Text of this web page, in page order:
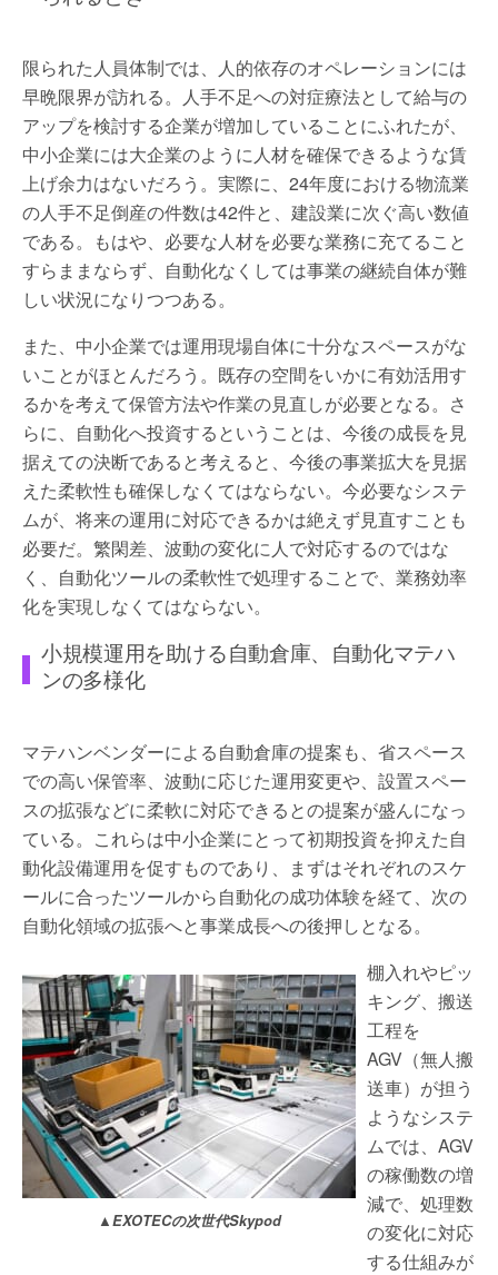
限られた人員体制では、人的依存のオペレーションには
早晩限界が訪れる。人手不足への対症療法として給与の
アップを検討する企業が増加していることにふれたが、
中小企業には大企業のように人材を確保できるような賃
上げ余力はないだろう。実際に、24年度における物流業
の人手不足倒産の件数は42件と、建設業に次ぐ高い数値
である。もはや、必要な人材を必要な業務に充てること
すらままならず、自動化なくしては事業の継続自体が難
しい状況になりつつある。
また、中小企業では運用現場自体に十分なスペースがな
いことがほとんだろう。既存の空間をいかに有効活用す
るかを考えて保管方法や作業の見直しが必要となる。さ
らに、自動化へ投資するということは、今後の成長を見
据えての決断であると考えると、今後の事業拡大を見据
えた柔軟性も確保しなくてはならない。今必要なシステ
ムが、将来の運用に対応できるかは絶えず見直すことも
必要だ。繁閑差、波動の変化に人で対応するのではな
く、自動化ツールの柔軟性で処理することで、業務効率
化を実現しなくてはならない。
小規模運用を助ける自動倉庫、自動化マテハ
ンの多様化
マテハンベンダーによる自動倉庫の提案も、省スペース
での高い保管率、波動に応じた運用変更や、設置スペー
スの拡張などに柔軟に対応できるとの提案が盛んになっ
ている。これらは中小企業にとって初期投資を抑えた自
動化設備運用を促すものであり、まずはそれぞれのスケ
ールに合ったツールから自動化の成功体験を経て、次の
自動化領域の拡張へと事業成長への後押しとなる。
▲EXOTECの次世代Skypod
棚入れやピッ
キング、搬送
工程を
AGV（無人搬
送車）が担う
ようなシステ
ムでは、AGV
の稼働数の増
減で、処理数
の変化に対応
する仕組みが